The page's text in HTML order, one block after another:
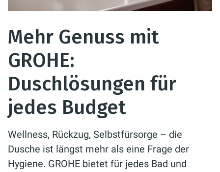
Mehr Genuss mit
GROHE:
Duschlösungen für
jedes Budget
Wellness, Rückzug, Selbstfürsorge – die
Dusche ist längst mehr als eine Frage der
Hygiene. GROHE bietet für jedes Bad und